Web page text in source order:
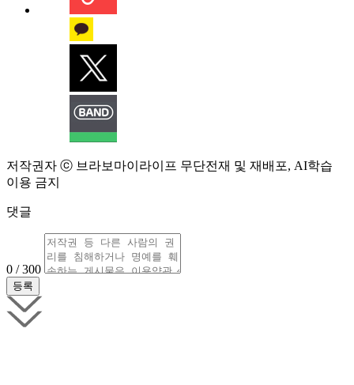
저작권자 ⓒ 브라보마이라이프 무단전재 및 재배포, AI학습
이용 금지
댓글
0 / 300